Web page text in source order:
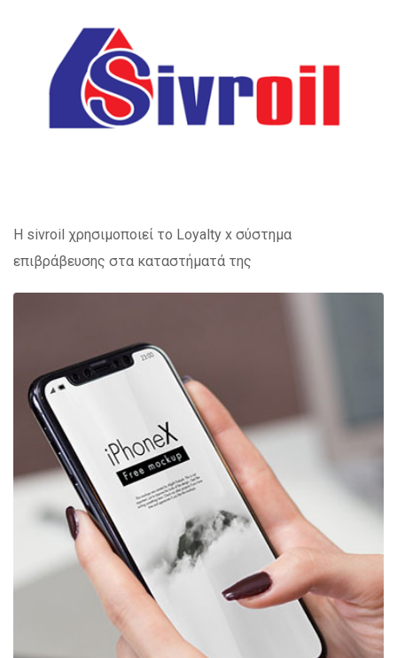
Η sivroil χρησιμοποιεί το Loyalty x σύστημα
επιβράβευσης στα καταστήματά της